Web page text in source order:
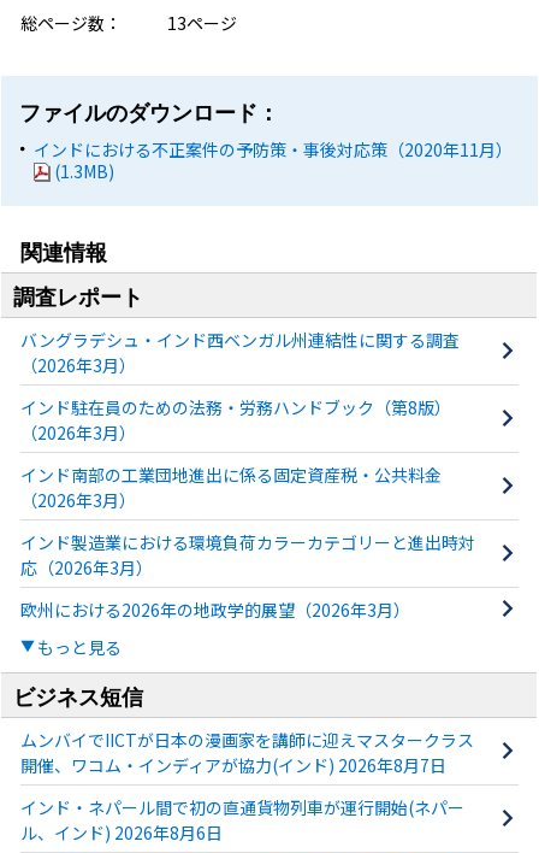
総ページ数：
13ページ
ファイルのダウンロード：
インドにおける不正案件の予防策・事後対応策（2020年11月）
(1.3MB)
関連情報
調査レポート
バングラデシュ・インド西ベンガル州連結性に関する調査
（2026年3月）
インド駐在員のための法務・労務ハンドブック（第8版）
（2026年3月）
インド南部の工業団地進出に係る固定資産税・公共料金
（2026年3月）
インド製造業における環境負荷カラーカテゴリーと進出時対
応（2026年3月）
欧州における2026年の地政学的展望（2026年3月）
もっと見る
ビジネス短信
ムンバイでIICTが日本の漫画家を講師に迎えマスタークラス
開催、ワコム・インディアが協力(インド) 2026年8月7日
インド・ネパール間で初の直通貨物列車が運行開始(ネパー
ル、インド) 2026年8月6日